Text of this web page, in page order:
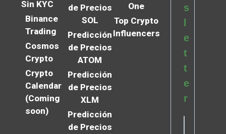
Sin KYC
Binance
Trading
Cosmos
Crypto
Crypto
Calendar
(Coming
soon)
de Precios
SOL
Predicción
de Precios
ATOM
Predicción
de Precios
XLM
Predicción
de Precios
One
Top Crypto
Influencers
s
e
t
t
e
r